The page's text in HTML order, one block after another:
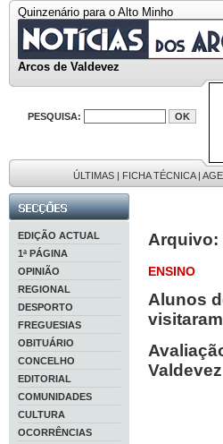
Quinzenário para o Alto Minho
Arcos de Valdevez
PESQUISA:
ÚLTIMAS | FICHA TÉCNICA|
EDIÇÃO ACTUAL
1ª PÁGINA
OPINIÃO
REGIONAL
DESPORTO
FREGUESIAS
OBITUÁRIO
CONCELHO
EDITORIAL
COMUNIDADES
CULTURA
OCORRÊNCIAS
Arquivo:
ENSINO
Alunos
Valdevez